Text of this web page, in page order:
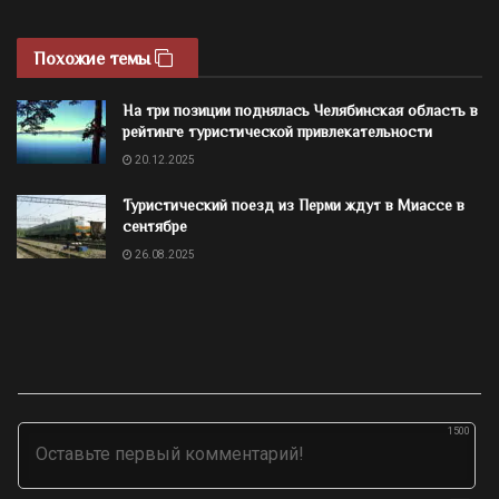
Похожие темы
На три позиции поднялась Челябинская область в
рейтинге туристической привлекательности
20.12.2025
Туристический поезд из Перми ждут в Миассе в
сентябре
26.08.2025
1500